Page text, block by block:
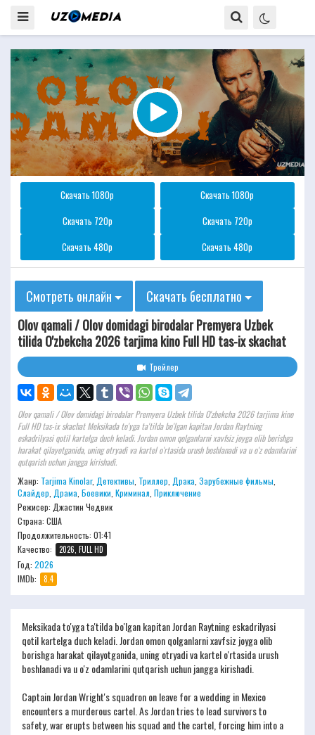
Скачать 1080p
Скачать 1080p
Скачать 720p
Скачать 720p
Скачать 480p
Скачать 480p
Смотреть онлайн
Скачать бесплатно
Olov qamali / Olov domidagi birodalar Premyera Uzbek
tilida O'zbekcha 2026 tarjima kino Full HD tas-ix skachat
Трейлер
Olov qamali / Olov domidagi birodalar Premyera Uzbek tilida O'zbekcha 2026 tarjima kino
Full HD tas-ix skachat Meksikada to'yga ta'tilda bo'lgan kapitan Jordan Raytning
eskadrilyasi qotil kartelga duch keladi. Jordan omon qolganlarni xavfsiz joyga olib borishga
harakat qilayotganida, uning otryadi va kartel o'rtasida urush boshlanadi va u o'z odamlarini
qutqarish uchun jangga kirishadi.
Жанр: Tarjima Kinolar, Детективы Триллер Драка Зарубежные фильмы
Слайдер Драма Боевики Криминал Приключение
Режисер: Джастин Чедвик
Страна: США
Продолжительность: 01:41
Качество:
2026, FULL HD
Год: 2026
IMDb:
8.4
Meksikada to'yga ta'tilda bo'lgan kapitan Jordan Raytning eskadrilyasi
qotil kartelga duch keladi. Jordan omon qolganlarni xavfsiz joyga olib
borishga harakat qilayotganida, uning otryadi va kartel o'rtasida urush
boshlanadi va u o'z odamlarini qutqarish uchun jangga kirishadi.
Captain Jordan Wright's squadron on leave for a wedding in Mexico
encounters a murderous cartel. As Jordan tries to lead survivors to
safety, war erupts between his squad and the cartel, forcing him into a